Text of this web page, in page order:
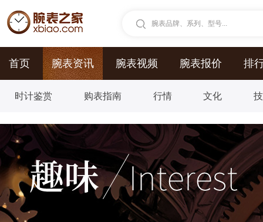
腕表品牌、系列、型号...
首页 腕表资讯 腕表视频 腕表报价 排
时计鉴赏 购表指南 行情 文化